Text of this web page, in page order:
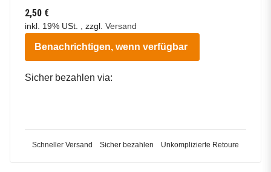
2,50 €
inkl. 19% USt. , zzgl. Versand
Benachrichtigen, wenn verfügbar
Sicher bezahlen via:
Schneller Versand Sicher bezahlen Unkomplizierte Retoure